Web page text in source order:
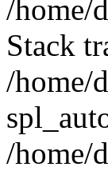
/home/
Stack
/home/
/home/